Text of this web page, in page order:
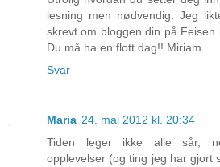
lesning men nødvendig. Jeg
skrevt om bloggen din på
Du må ha en flott dag!! Miriam
Svar
Maria 24. mai 2012 kl. 20:34
Tiden leger ikke alle sår,
opplevelser (og ting jeg har gjort